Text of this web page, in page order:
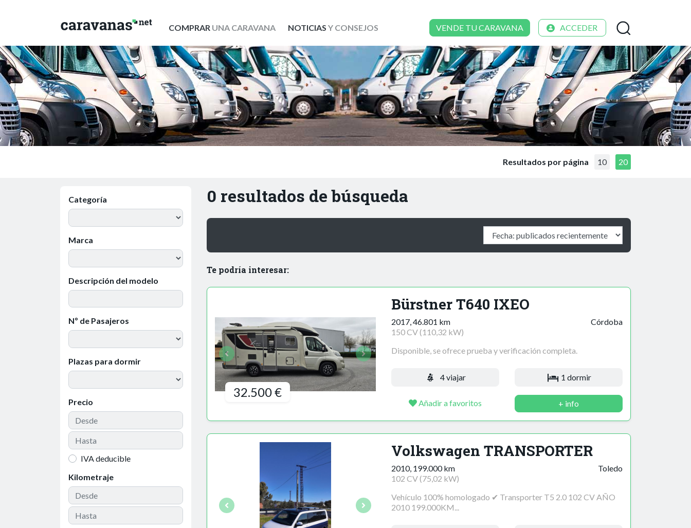
COMPRARUNA CARAVANA NOTICIAS Y CONSEJOS VENDE TU CARAVANA ACCEDER
Resultados por página 10 20
Categoría
Marca
Descripción del modelo
Nº de Pasajeros
Plazas para dormir
Precio
IVA deducible
Kilometraje
0 resultados de búsqueda
Te podría interesar:
32.500 €
Bürstner T640 IXEO
2017, 46.801 km
150 CV (110,32 kW)
Córdoba
Disponible, se ofrece prueba y verificación completa.
4 viajar 1 dormir
Añadir a favoritos + info
Volkswagen TRANSPORTER
2010, 199.000 km
102 CV (75,02 kW)
Toledo
Vehículo 100% homologado ✔ Transporter T5 2.0 102 CV AÑO
2010 199.000KM...